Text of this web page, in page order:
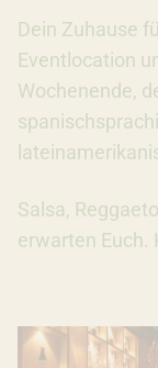
Dein Zuhause
Eventlocation
Wochenende,
Salsa,
erwarten Euch.